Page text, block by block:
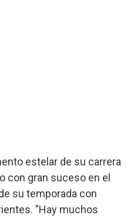
estelar de su carrera
con gran suceso en el
su temporada con
"Hay muchos